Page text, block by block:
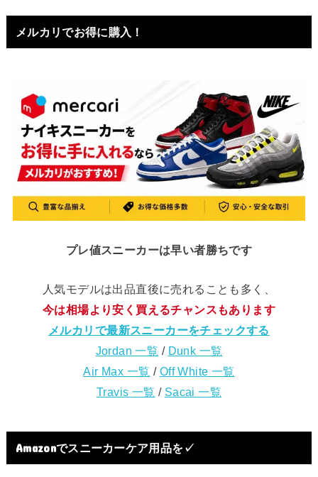
メルカリでお得に購入！
プレ値スニーカーは早い者勝ちです
人気モデルは出品直後に売れることも多く、
今は相場より安く買えるチャンスもあります
メルカリで最新スニーカーをチェックする
Jordan 一覧 / Dunk 一覧
Air Max 一覧 / Off White 一覧
Travis 一覧 / Sacai 一覧
Amazonでスニーカーケア用品を✓